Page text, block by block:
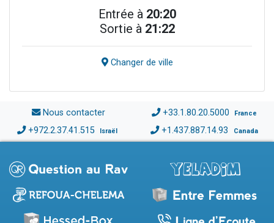
Entrée à 20:20
Sortie à 21:22
Changer de ville
Nous contacter +33.1.80.20.5000 France
+972.2.37.41.515 Israël +1.437.887.14.93 Canada